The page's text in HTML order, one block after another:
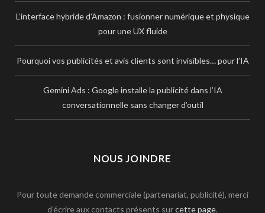
L’interface hybride d’Amazon : fusionner numérique et physique
pour une UX fluide
Pourquoi vos publicités et avis clients sont invisibles… pour l’IA
Gemini Ads : Google installe la publicité dans l’IA
conversationnelle sans changer d’outil
NOUS JOINDRE
Pour toute demande commerciale (partenariat, publicité), merci
d’écrire aux contacts présents surcette page.